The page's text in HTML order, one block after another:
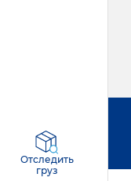
Отследить
груз